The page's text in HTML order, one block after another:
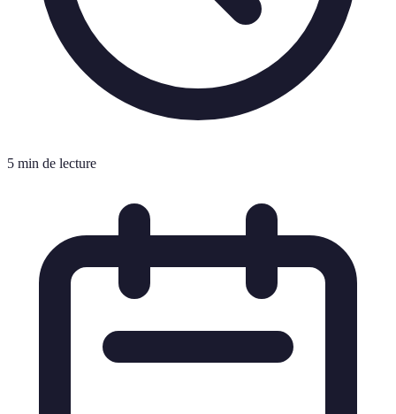
5 min de lecture